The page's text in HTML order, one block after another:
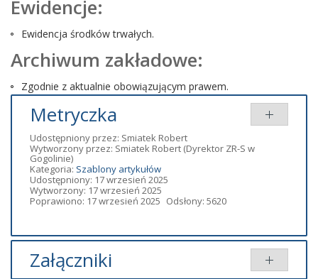
Ewidencje:
Ewidencja środków trwałych.
Archiwum zakładowe:
Zgodnie z aktualnie obowiązującym prawem.
Metryczka
Udostępniony przez: Smiatek Robert
Wytworzony przez: Smiatek Robert (Dyrektor ZR-S w
Gogolinie)
Kategoria: Szablony artykułów
Udostępniony: 17 wrzesień 2025
Wytworzony: 17 wrzesień 2025
Poprawiono: 17 wrzesień 2025 Odsłony: 5620
Załączniki